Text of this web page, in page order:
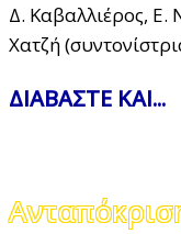
Δ. Καβαλλιέρος,
Χατζή
ΔΙΑΒΑΣΤΕ ΚΑΙ...